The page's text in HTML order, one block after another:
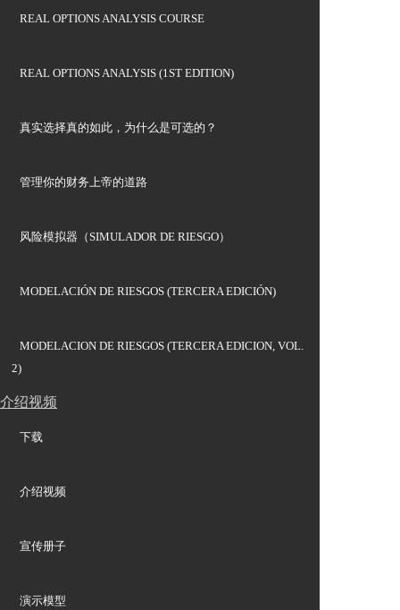
REAL OPTIONS ANALYSIS COURSE
REAL OPTIONS ANALYSIS (1ST EDITION)
真实选择真的如此，为什么是可选的？
管理你的财务上帝的道路
风险模拟器（SIMULADOR DE RIESGO）
MODELACIÓN DE RIESGOS (TERCERA EDICIÓN)
MODELACION DE RIESGOS (TERCERA EDICION, VOL.
2)
介绍视频
下载
介绍视频
宣传册子
演示模型